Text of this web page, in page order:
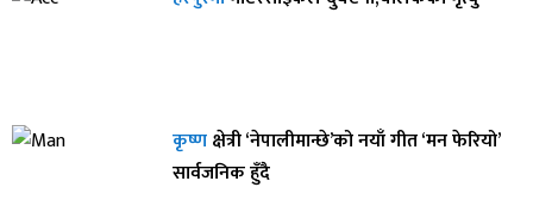
कृष्णक्षेत्री ‘नेपालीमान्छे’को नयाँ गीत ‘मन फेरियो’
सार्वजनिक हुँदै